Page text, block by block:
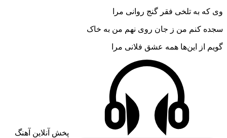
وی که به تلخی فقر گنج روانی مرا
سجده کنم من ز جان روی نهم من به خاک
گویم از این‌ها همه عشق فلانی مرا
پخش آنلاین آهنگ